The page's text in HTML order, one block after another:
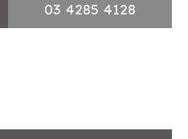
03 4285 4128